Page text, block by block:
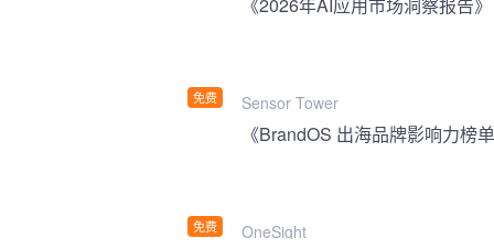
免费 Sensor Tower
免费
《BrandOS 出海品牌影响力榜
OneSight